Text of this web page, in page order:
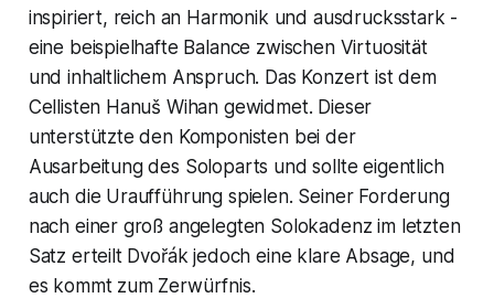
inspiriert, reich an Harmonik und ausdrucksstark -
eine beispielhafte Balance zwischen Virtuosität
und inhaltlichem Anspruch. Das Konzert ist dem
Cellisten Hanuš Wihan gewidmet. Dieser
unterstützte den Komponisten bei der
Ausarbeitung des Soloparts und sollte eigentlich
auch die Uraufführung spielen. Seiner Forderung
nach einer groß angelegten Solokadenz im letzten
Satz erteilt Dvořák jedoch eine klare Absage, und
es kommt zum Zerwürfnis.